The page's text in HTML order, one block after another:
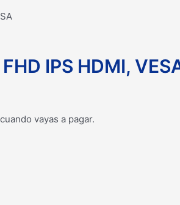
IPS HDMI,
vayas a pagar.